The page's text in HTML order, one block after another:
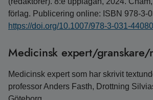
förlag. Publicering online: ISBN 978-3-
https://doi.org/10.1007/978-3-031-
Medicinsk expert/granskare/
Medicinsk expert som har skrivit
professor Anders Fasth, Drottning